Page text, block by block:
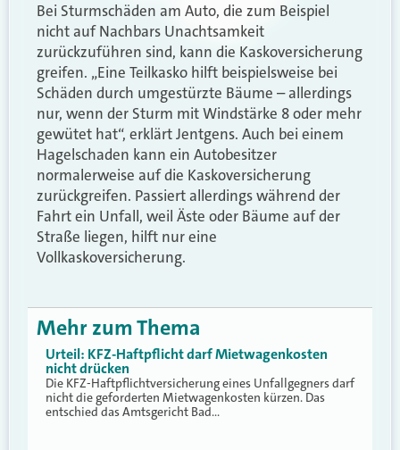
Bei Sturmschäden am Auto, die zum Beispiel
nicht auf Nachbars Unachtsamkeit
zurückzuführen sind, kann die Kaskoversicherung
greifen. „Eine Teilkasko hilft beispielsweise bei
Schäden durch umgestürzte Bäume – allerdings
nur, wenn der Sturm mit Windstärke 8 oder mehr
gewütet hat“, erklärt Jentgens. Auch bei einem
Hagelschaden kann ein Autobesitzer
normalerweise auf die Kaskoversicherung
zurückgreifen. Passiert allerdings während der
Fahrt ein Unfall, weil Äste oder Bäume auf der
Straße liegen, hilft nur eine
Vollkaskoversicherung.
Mehr zum Thema
Urteil: KFZ-Haftpflicht darf Mietwagenkosten
nicht drücken
Die KFZ-Haftpflichtversicherung eines Unfallgegners darf
nicht die geforderten Mietwagenkosten kürzen. Das
entschied das Amtsgericht Bad…